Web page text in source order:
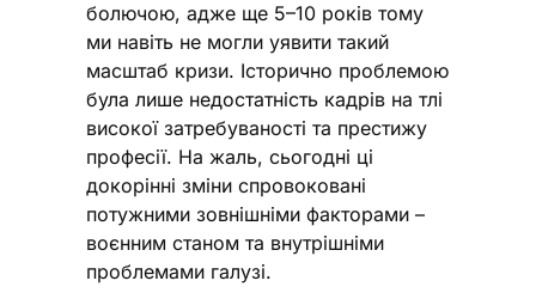
болючою, адже ще 5–10 років тому
ми навіть не могли уявити такий
масштаб кризи. Історично проблемою
була лише недостатність кадрів на тлі
високої затребуваності та престижу
професії. На жаль, сьогодні ці
докорінні зміни спровоковані
потужними зовнішніми факторами –
воєнним станом та внутрішніми
проблемами галузі.